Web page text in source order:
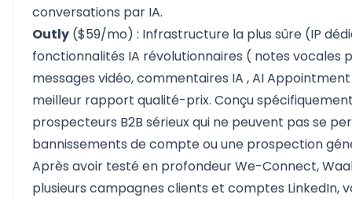
conversations par IA.
Outly ($59/mo) : Infrastructure la plus sûre (IP
fonctionnalités IA révolutionnaires ( notes vocales
messages vidéo, commentaires IA ,AI
meilleur rapport qualité-prix. Conçu
prospecteurs B2B sérieux qui ne peuvent pas se
bannissements de compte ou une prospection
Après avoir testé en profondeur We-Connect,
plusieurs campagnes clients et comptes LinkedIn,